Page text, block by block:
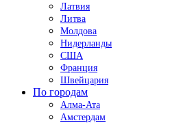
Латвия
Литва
Молдова
Нидерланды
США
Франция
Швейцария
По городам
Алма-Ата
Амстердам